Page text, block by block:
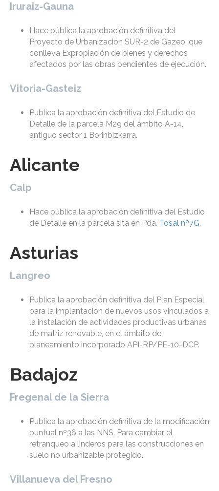
Iruraiz-Gauna
Hace pública la aprobación definitiva del
Proyecto de Urbanización SUR-2 de Gazeo, que
conlleva Expropiación de bienes y derechos
afectados por las obras pendientes de ejecución.
Vitoria-Gasteiz
Publica la aprobación definitiva del Estudio de
Detalle de la parcela M29 del ámbito A-14,
antiguo sector 1 Borinbizkarra.
Alicante
Calp
Hace pública la aprobación definitiva del Estudio
de Detalle en la parcela sita en Pda. Tosal nº7G.
Asturias
Langreo
Publica la aprobación definitiva del Plan Especial
para la implantación de nuevos usos vinculados a
la instalación de actividades productivas urbanas
de matriz renovable, en el ámbito de
planeamiento incorporado API-RP/PE-10-DCP.
Badajoz
Fregenal de la Sierra
Publica la aprobación definitiva de la modificación
puntual nº36 a las NNS. Para cambiar el
retranqueo a linderos para las construcciones en
suelo no urbanizable protegido.
Villanueva del Fresno